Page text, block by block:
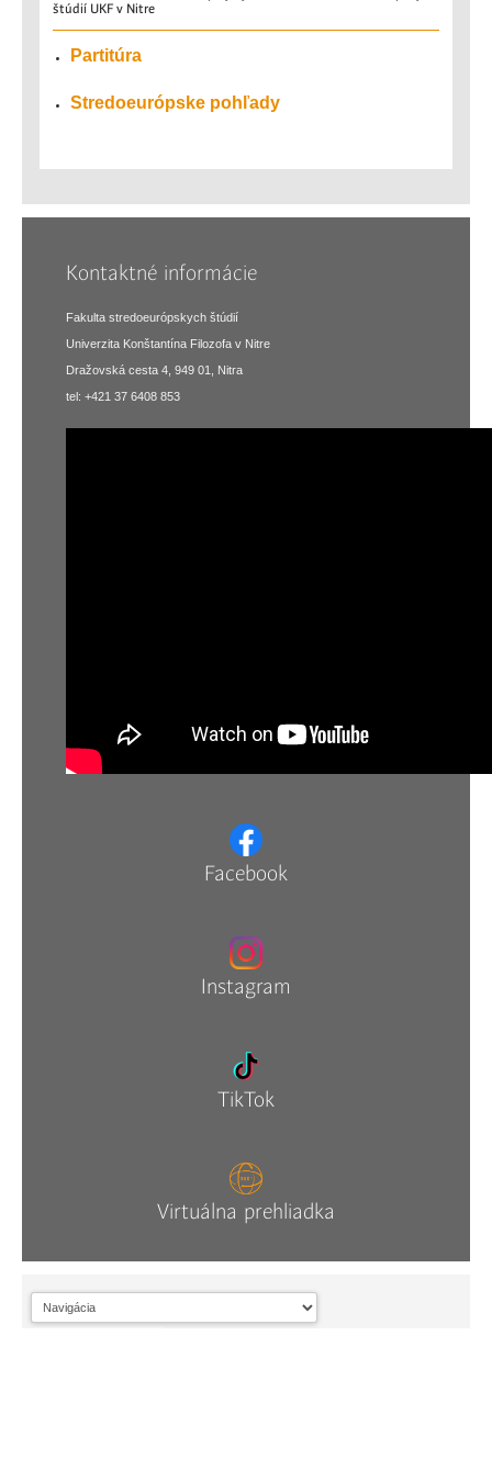
štúdií UKF v Nitre
Partitúra
Stredoeurópske pohľady
Kontaktné informácie
Fakulta stredoeurópskych štúdií
Univerzita Konštantína Filozofa v Nitre
Dražovská cesta 4, 949 01, Nitra
tel: +421 37 6408 853
Facebook
Instagram
TikTok
Virtuálna prehliadka